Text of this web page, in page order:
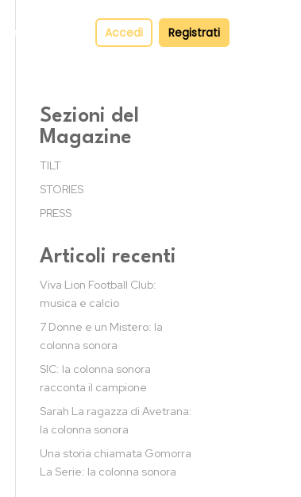
Contatti Accedi Registrati
Sezioni del
Magazine
TILT
STORIES
PRESS
Articoli recenti
Viva Lion Football Club:
musica e calcio
7 Donne e un Mistero: la
colonna sonora
SIC: la colonna sonora
racconta il campione
Sarah La ragazza di Avetrana:
la colonna sonora
Una storia chiamata Gomorra
La Serie: la colonna sonora